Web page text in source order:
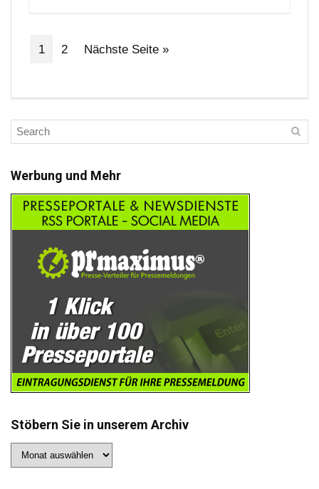
1 2 Nächste Seite »
Werbung und Mehr
Stöbern Sie in unserem Archiv
Sie